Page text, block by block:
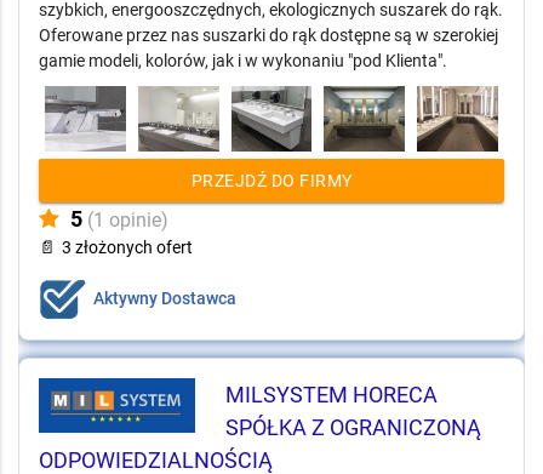
szybkich, energooszczędnych, ekologicznych suszarek do rąk.
Oferowane przez nas suszarki do rąk dostępne są w szerokiej
gamie modeli, kolorów, jak i w wykonaniu "pod Klienta".
PRZEJDŹ DO FIRMY
5 (1 opinie)
📄 3 złożonych ofert
Aktywny Dostawca
MILSYSTEM HORECA
SPÓŁKA Z OGRANICZONĄ
ODPOWIEDZIALNOŚCIĄ